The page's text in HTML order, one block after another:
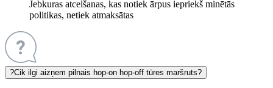
Jebkuras atcelšanas, kas notiek ārpus iepriekš minētās
politikas, netiek atmaksātas
?Cik ilgi aizņem pilnais hop-on hop-off tūres maršruts?